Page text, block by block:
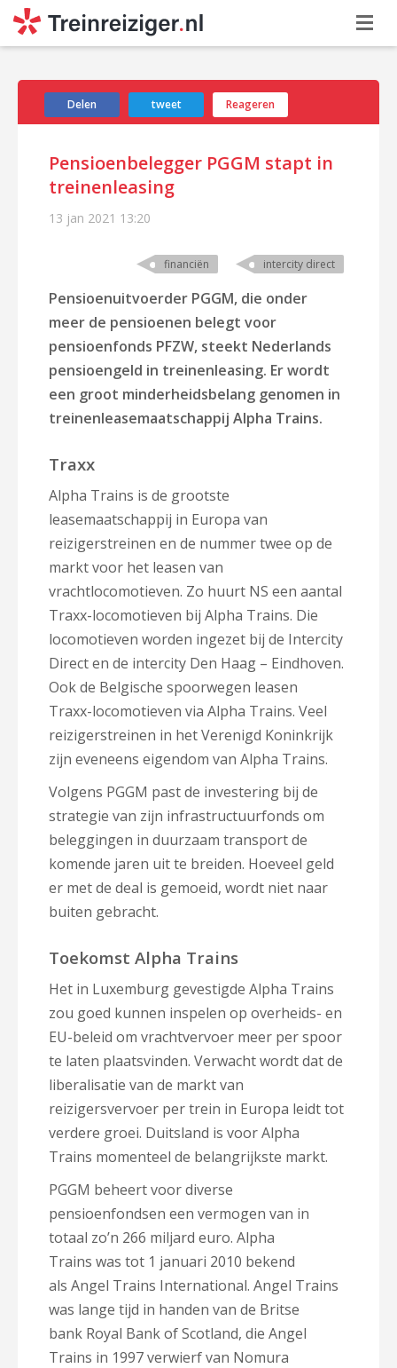
Delen tweet Reageren
Pensioenbelegger PGGM stapt in
treinenleasing
13 jan 2021 13:20
financiën intercity direct
Pensioenuitvoerder PGGM, die onder
meer de pensioenen belegt voor
pensioenfonds PFZW, steekt Nederlands
pensioengeld in treinenleasing. Er wordt
een groot minderheidsbelang genomen in
treinenleasemaatschappij Alpha Trains.
Traxx
Alpha Trains is de grootste
leasemaatschappij in Europa van
reizigerstreinen en de nummer twee op de
markt voor het leasen van
vrachtlocomotieven. Zo huurt NS een aantal
Traxx-locomotieven bij Alpha Trains. Die
locomotieven worden ingezet bij de Intercity
Direct en de intercity Den Haag – Eindhoven.
Ook de Belgische spoorwegen leasen
Traxx-locomotieven via Alpha Trains. Veel
reizigerstreinen in het Verenigd Koninkrijk
zijn eveneens eigendom van Alpha Trains.
Volgens PGGM past de investering bij de
strategie van zijn infrastructuurfonds om
beleggingen in duurzaam transport de
komende jaren uit te breiden. Hoeveel geld
er met de deal is gemoeid, wordt niet naar
buiten gebracht.
Toekomst Alpha Trains
Het in Luxemburg gevestigde Alpha Trains
zou goed kunnen inspelen op overheids- en
EU-beleid om vrachtvervoer meer per spoor
te laten plaatsvinden. Verwacht wordt dat de
liberalisatie van de markt van
reizigersvervoer per trein in Europa leidt tot
verdere groei. Duitsland is voor Alpha
Trains momenteel de belangrijkste markt.
PGGM beheert voor diverse
pensioenfondsen een vermogen van in
totaal zo’n 266 miljard euro. Alpha
Trains was tot 1 januari 2010 bekend
als Angel Trains International. Angel Trains
was lange tijd in handen van de Britse
bank Royal Bank of Scotland, die Angel
Trains in 1997 verwierf van Nomura